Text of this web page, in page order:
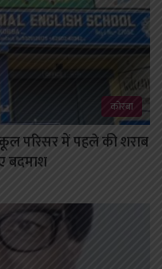
कोरबा
परिसर में पहले की शराब
बदमाश